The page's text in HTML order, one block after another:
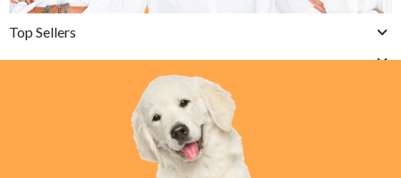
Top Sellers